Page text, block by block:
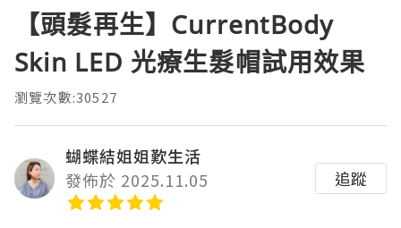
【頭髮再生】CurrentBody
Skin LED 光療生髮帽試用效果
瀏覽次數:30527
蝴蝶結姐姐歎生活
發佈於 2025.11.05
追蹤